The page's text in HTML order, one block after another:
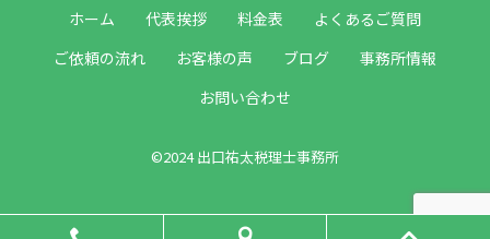
ホーム 代表挨拶 料金表
よくあるご質問
ご依頼の流れ
お客様の声 ブログ
事務所情報
お問い合わせ
©2024 出口祐太税理士事務所